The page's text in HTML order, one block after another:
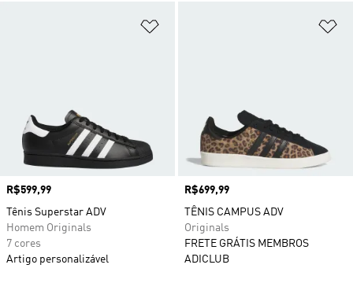
Preço
R$599,99
Tênis Superstar ADV
Homem Originals
7 cores
Artigo personalizável
Preço
R$699,99
TÊNIS CAMPUS ADV
Originals
FRETE GRÁTIS MEMBROS
ADICLUB